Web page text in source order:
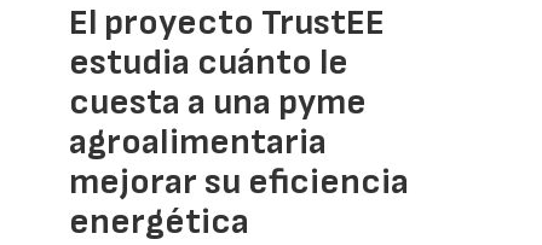
El proyecto TrustEE
estudia cuánto le
cuesta a una pyme
agroalimentaria
mejorar su eficiencia
energética